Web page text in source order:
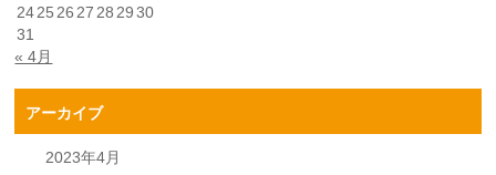
2425 26 27 28 29 30
31
« 4月
アーカイブ
2023年4月